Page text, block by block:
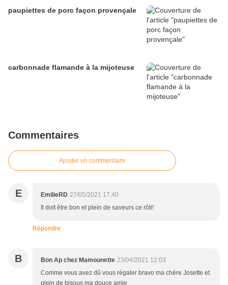
paupiettes de porc façon provençale
carbonnade flamande à la mijoteuse
Commentaires
Ajouter un commentaire
E EmilieRD 27/05/2021 17:40
Il doit être bon et plein de saveurs ce rôti!
Répondre
B Bon Ap chez Mamounette 23/04/2021 12:03
Comme vous avez dû vous régaler bravo ma chère Josette et
plein de bisous ma douce amie